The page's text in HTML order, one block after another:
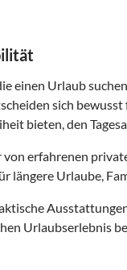
einen Urlaub
sich
bieten, den
erfahrenen
Urlaube,
Urlaubserlebnis